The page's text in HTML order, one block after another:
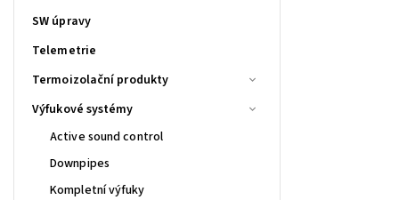
SW úpravy
Telemetrie
Termoizolační produkty
Výfukové systémy
Active sound control
Downpipes
Kompletní výfuky